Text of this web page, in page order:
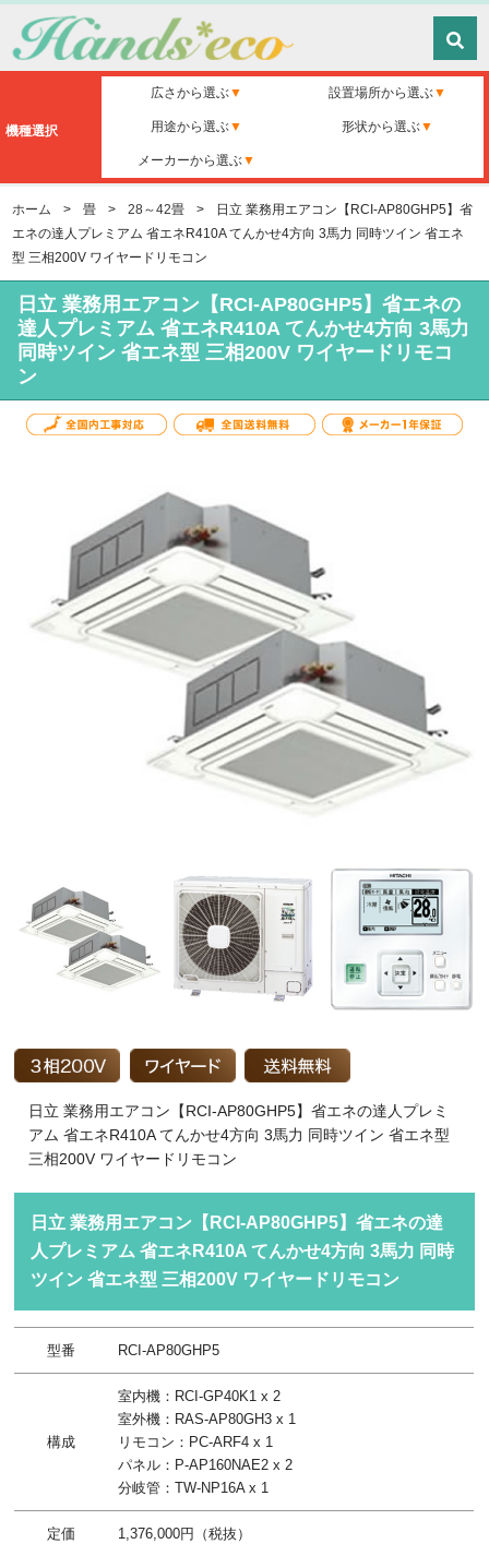
機種選択
広さから選ぶ 設置場所から選ぶ
用途から選ぶ 形状から選ぶ
メーカーから選ぶ
ホーム > 畳 > 28～42畳 >
日立 業務用エアコン【RCI-AP80GHP5】省
エネの達人プレミアム 省エネR410A てんかせ4方向 3馬力 同時ツイン 省エネ
型 三相200V ワイヤードリモコン
日立 業務用エアコン【RCI-AP80GHP5】省エネの
達人プレミアム 省エネR410A てんかせ4方向 3馬力
同時ツイン 省エネ型 三相200V ワイヤードリモコ
ン
日立 業務用エアコン【RCI-AP80GHP5】省エネの達人プレミ
アム 省エネR410A てんかせ4方向 3馬力 同時ツイン 省エネ型
三相200V ワイヤードリモコン
日立 業務用エアコン【RCI-AP80GHP5】省エネの達
人プレミアム 省エネR410A てんかせ4方向 3馬力 同時
ツイン 省エネ型 三相200V ワイヤードリモコン
型番 RCI-AP80GHP5
構成
室内機：RCI-GP40K1 x 2
室外機：RAS-AP80GH3 x 1
リモコン：PC-ARF4 x 1
パネル：P-AP160NAE2 x 2
分岐管：TW-NP16A x 1
定価 1,376,000円（税抜）